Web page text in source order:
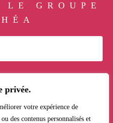
privée.
votre expérience de
des contenus personnalisés et
LE GROUPE